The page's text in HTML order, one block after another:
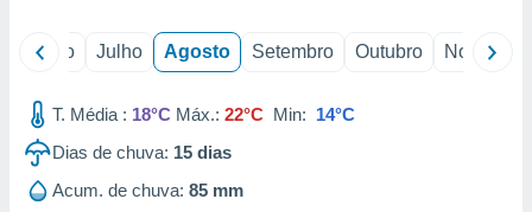
Junho Julho Agosto Setembro Outubro Novembro
T. Média : 18°C Máx.: 22°C Min: 14°C
Dias de chuva: 15 dias
Acum. de chuva: 85 mm